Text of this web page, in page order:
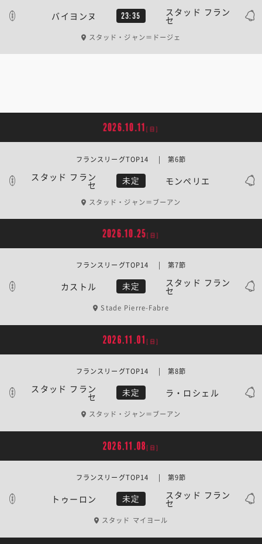
バイヨンヌ 23:35 スタッド フラン
セ
スタッド・ジャン＝ドージェ
2026.10.11 [日]
スタッド フラン
セ 未定 モンペリエ
フランスリーグTOP14 | 第6節
スタッド・ジャン＝ブーアン
2026.10.25[日]
カストル 未定 スタッド フラン
セ
フランスリーグTOP14 | 第7節
Stade Pierre-Fabre
2026.11.01 [日]
スタッド フラン
セ 未定 ラ・ロシェル
フランスリーグTOP14 | 第8節
スタッド・ジャン＝ブーアン
2026.11.08 [日]
トゥーロン 未定 スタッド フラン
セ
フランスリーグTOP14 | 第9節
スタッド マイヨール